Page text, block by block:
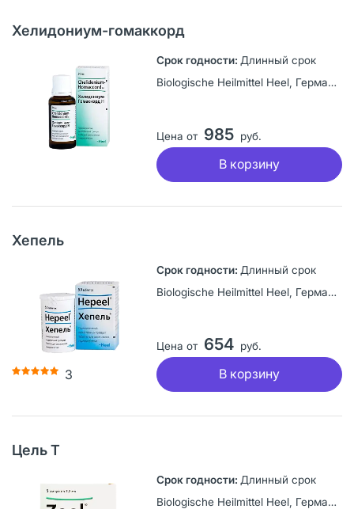
Хелидониум-гомаккорд
Длинный срок
Biologische Heilmittel Heel, Германия
Цена от 985 руб.
В корзину
Хепель
3
Длинный срок
Biologische Heilmittel Heel, Германия
Цена от 654 руб.
В корзину
Цель Т
Длинный срок
Biologische Heilmittel Heel, Германия